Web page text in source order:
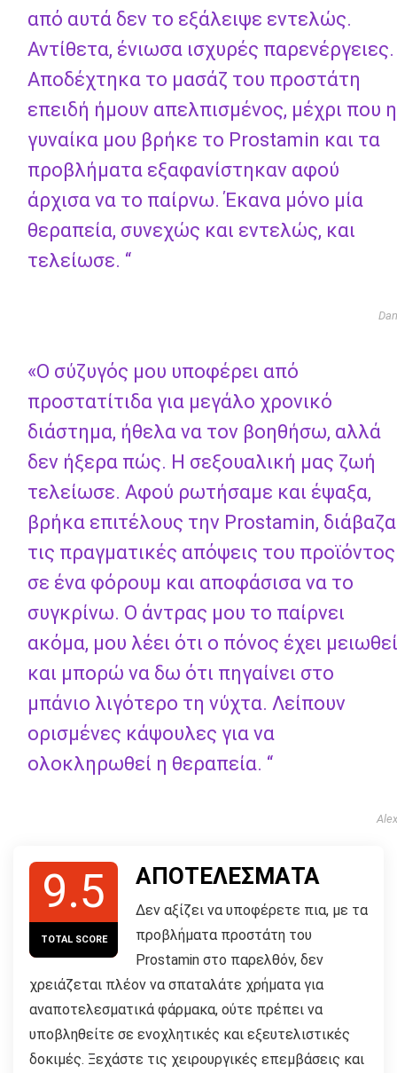
από αυτά δεν το εξάλειψε εντελώς.
Αντίθετα, ένιωσα ισχυρές παρενέργειες.
Αποδέχτηκα το μασάζ του προστάτη
επειδή ήμουν απελπισμένος, μέχρι που η
γυναίκα μου βρήκε το Prostamin και τα
προβλήματα εξαφανίστηκαν αφού
άρχισα να το παίρνω. Έκανα μόνο μία
θεραπεία, συνεχώς και εντελώς, και
τελείωσε. “
Dan
«Ο σύζυγός μου υποφέρει από
προστατίτιδα για μεγάλο χρονικό
διάστημα, ήθελα να τον βοηθήσω, αλλά
δεν ήξερα πώς. Η σεξουαλική μας ζωή
τελείωσε. Αφού ρωτήσαμε και έψαξα,
βρήκα επιτέλους την Prostamin, διάβαζα
τις πραγματικές απόψεις του προϊόντος
σε ένα φόρουμ και αποφάσισα να το
συγκρίνω. Ο άντρας μου το παίρνει
ακόμα, μου λέει ότι ο πόνος έχει μειωθεί
και μπορώ να δω ότι πηγαίνει στο
μπάνιο λιγότερο τη νύχτα. Λείπουν
ορισμένες κάψουλες για να
ολοκληρωθεί η θεραπεία. “
Alex
9.5
TOTAL SCORE
ΑΠΟΤΕΛΕΣΜΑΤΑ
Δεν αξίζει να υποφέρετε πια, με τα
προβλήματα προστάτη του
Prostamin στο παρελθόν, δεν
χρειάζεται πλέον να σπαταλάτε χρήματα για
αναποτελεσματικά φάρμακα, ούτε πρέπει να
υποβληθείτε σε ενοχλητικές και εξευτελιστικές
δοκιμές. Ξεχάστε τις χειρουργικές επεμβάσεις και